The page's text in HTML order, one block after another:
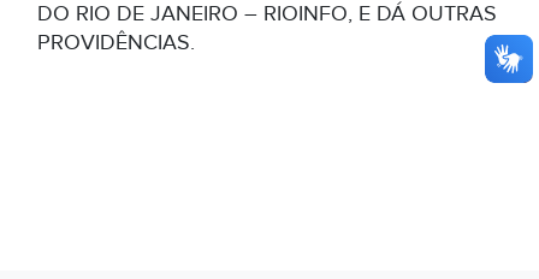
DO RIO DE JANEIRO – RIOINFO, E DÁ OUTRAS
PROVIDÊNCIAS.